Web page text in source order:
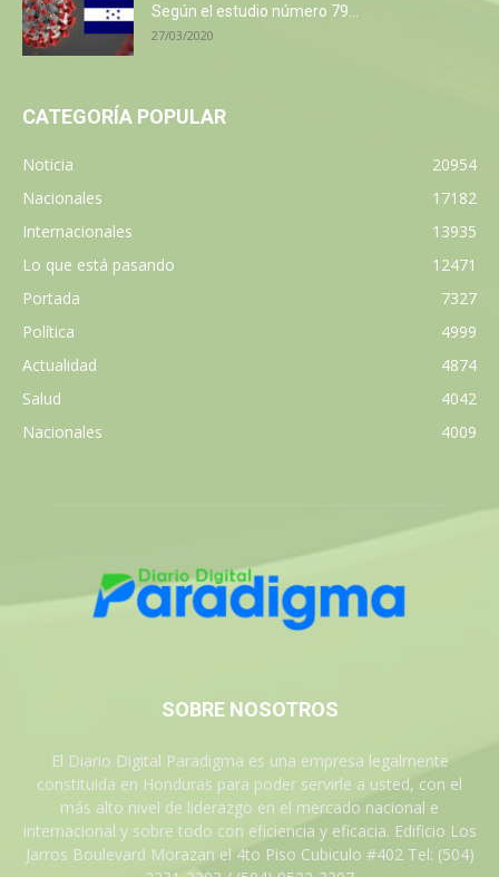
Según el estudio número 79...
27/03/2020
CATEGORÍA POPULAR
Noticia
20954
Nacionales
17182
Internacionales
13935
Lo que está pasando
12471
Portada
7327
Política
4999
Actualidad
4874
Salud
4042
Nacionales
4009
SOBRE NOSOTROS
El Diario Digital Paradigma es una empresa legalmente
constituida en Honduras para poder servirle a usted, con el
más alto nivel de liderazgo en el mercado nacional e
internacional y sobre todo con eficiencia y eficacia. Edificio Los
Jarros Boulevard Morazan el 4to Piso Cubiculo #402 Tel: (504)